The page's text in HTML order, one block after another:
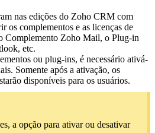
nas edições do Zoho CRM com
os complementos e as licenças de
Complemento Zoho Mail, o Plug-in
etc.
ou plug-ins, é necessário ativá-
Somente após a ativação, os
disponíveis para os usuários.
a opção para ativar ou desativar